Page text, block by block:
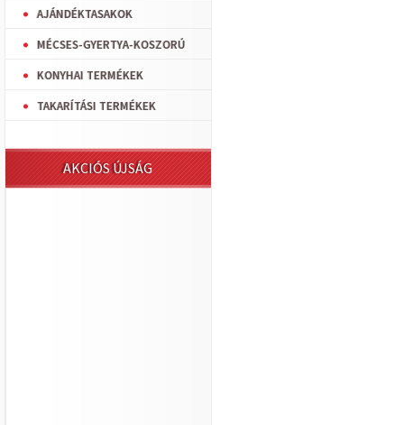
AJÁNDÉKTASAKOK
MÉCSES-GYERTYA-KOSZORÚ
KONYHAI TERMÉKEK
TAKARÍTÁSI TERMÉKEK
AKCIÓS ÚJSÁG